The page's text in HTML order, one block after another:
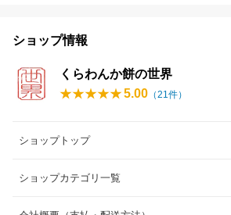
ショップ情報
くらわんか餅の世界
5.00 （21件）
ショップトップ
ショップカテゴリ一覧